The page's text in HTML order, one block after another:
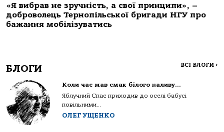
«Я вибрав не зручність, а свої принципи», –
доброволець Тернопільської бригади НГУ про
бажання мобілізуватись
БЛОГИ ВСІ БЛОГИ >
Коли час мав смак білого наливу…
Яблучний Спас приходив до оселі бабусі
повільними...
ОЛЕГ УЩЕНКО